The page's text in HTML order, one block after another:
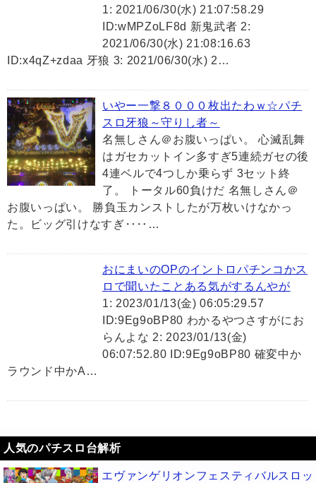
1: 2021/06/30(水) 21:07:58.29
ID:wMPZoLF8d 新鬼武者 2:
2021/06/30(水) 21:08:16.63
ID:x4qZ+zdaa 牙狼 3: 2021/06/30(水) 2…
いやー一撃８０００枚出たわｗ☆パチ
スロ牙狼～守りし者～
名無しさん＠お腹いっぱい。 心滅乱舞
はガセカットイン多すぎ5連続ガセの後
4連ベルで4つしか乗らず 3セット終
了。 トータル60負けだ 名無しさん＠
お腹いっぱい。 勝負玉カンストしたが万枚いけなかっ
た。ビッグ引けなすぎ‥‥…
おにまいのOPのイントロパチンコかス
ロで聞いたことある気がするんやが
1: 2023/01/13(金) 06:05:29.57
ID:9Eg9oBP80 わかるやつさすがにお
らんよな 2: 2023/01/13(金)
06:07:52.80 ID:9Eg9oBP80 確変中か
ラウンド中かA…
人気のパチスロ台解析
エヴァンゲリオンフェスティバルスロッ